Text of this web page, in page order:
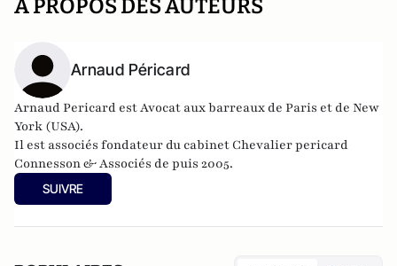
A PROPOS DES AUTEURS
Arnaud Péricard
Arnaud Pericard est Avocat aux barreaux de Paris et de New
York (USA).
Il est associés fondateur du cabinet Chevalier pericard
Connesson & Associés de puis 2005.
SUIVRE